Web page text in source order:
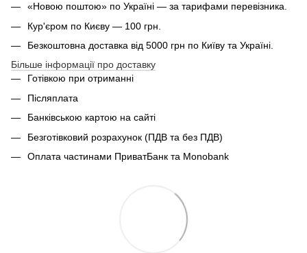
«Новою поштою» по Україні — за тарифами перевізника.
Кур'єром по Києву — 100 грн.
Безкоштовна доставка від 5000 грн по Київу та Україні.
Більше інформації про доставку
Готівкою при отриманні
Післяплата
Банківською картою на сайті
Безготівковий розрахунок (ПДВ та без ПДВ)
Оплата частинами ПриватБанк та Monobank